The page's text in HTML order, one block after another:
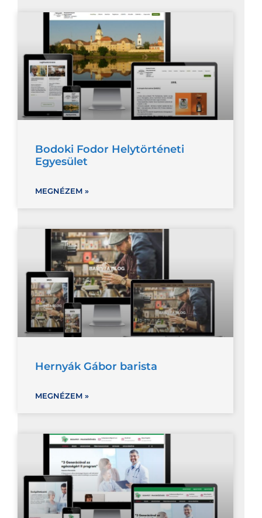
Bodoki Fodor Helytörténeti
Egyesület
MEGNÉZEM »
Hernyák Gábor barista
MEGNÉZEM »